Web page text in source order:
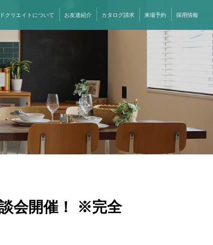
クリエイトについて お友達紹介 カタログ請求 来場予約 採用情報
会開催！ ※完全